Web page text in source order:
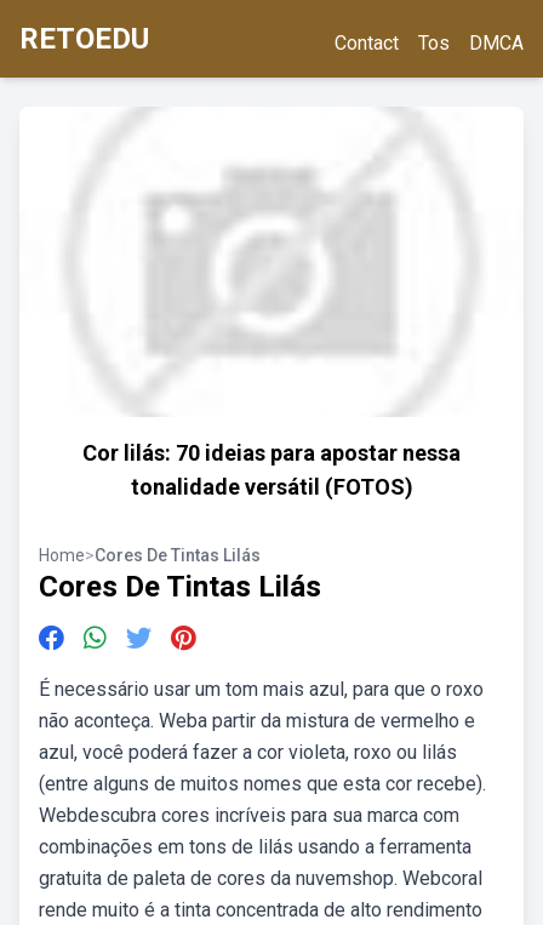
RETOEDU Contact Tos DMCA
Cor lilás: 70 ideias para apostar nessa
tonalidade versátil (FOTOS)
Home>Cores De Tintas Lilás
Cores De Tintas Lilás
É necessário usar um tom mais azul, para que o roxo
não aconteça. Weba partir da mistura de vermelho e
azul, você poderá fazer a cor violeta, roxo ou lilás
(entre alguns de muitos nomes que esta cor recebe).
Webdescubra cores incríveis para sua marca com
combinações em tons de lilás usando a ferramenta
gratuita de paleta de cores da nuvemshop. Webcoral
rende muito é a tinta concentrada de alto rendimento